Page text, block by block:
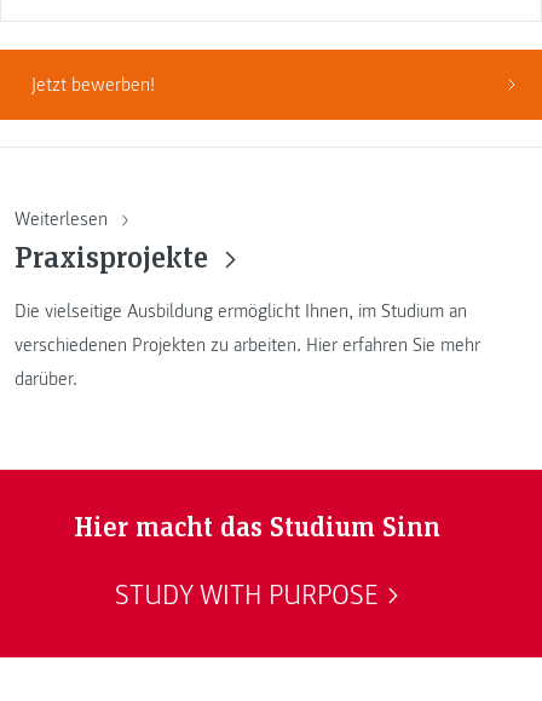
Jetzt bewerben!
Weiterlesen
Praxisprojekte
Die vielseitige Ausbildung ermöglicht Ihnen, im Studium an
verschiedenen Projekten zu arbeiten. Hier erfahren Sie mehr
darüber.
Hier macht das Studium Sinn
STUDY WITH PURPOSE